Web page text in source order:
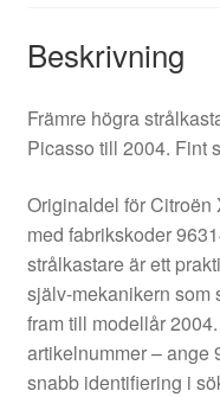
Beskrivning
Främre högra
Picasso till 2004. Fint
Originaldel för Citroën
med fabrikskoder
strålkastare är ett
själv-mekanikern som
fram till modellår
artikelnummer – ange
snabb identifiering i